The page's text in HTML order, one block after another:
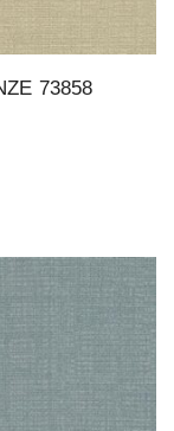
73858